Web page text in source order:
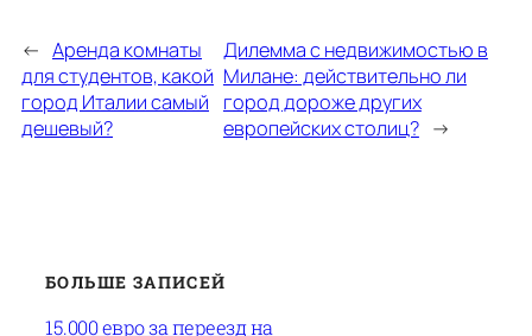
← Аренда комнаты
для студентов, какой
город Италии самый
дешевый?
Дилемма с недвижимостью в
Милане: действительно ли
город дороже других
европейских столиц? →
БОЛЬШЕ ЗАПИСЕЙ
15.000 евро за переезд на